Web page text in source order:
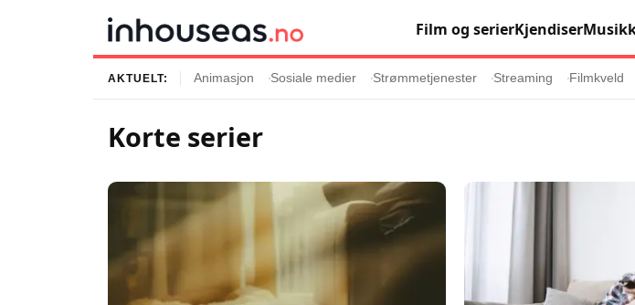
Film og serierKjendiser
Siste artikler
Film og serier
Musikk og artister
Kjendiser
Strømmetjenester
Streaming
Filmkveld
AKTUELT: Animasjon Sosiale medier Strømmetjenester Streaming Filmkveld
Korte serier